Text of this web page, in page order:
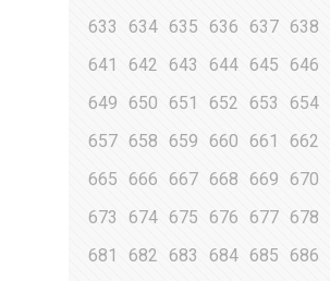
633
634 635 636 637 638
641
642 643 644 645 646
649
650 651 652 653 654
657 658 659 660 661 662
665
666 667 668 669 670
673
674 675 676 677 678
681
682 683 684 685 686